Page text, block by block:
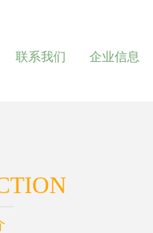
联系我们 企业信息